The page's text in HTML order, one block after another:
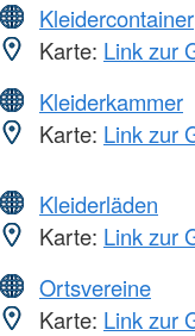
Kleidercontainer
Karte: Link zur
Kleiderkammer
Karte: Link zur
Kleiderläden
Karte: Link zur
Ortsvereine
Karte: Link zur